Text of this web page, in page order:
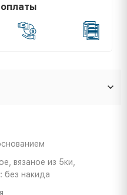
вязаное из 5ки,
без накида